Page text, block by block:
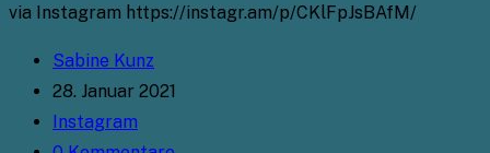
via Instagram https://instagr.am/p/CKlFpJsBAfM/
Beitrags-
Autor:
Sabine Kunz
Beitrag
veröffentlicht:
28. Januar 2021
Beitrags-
Instagram